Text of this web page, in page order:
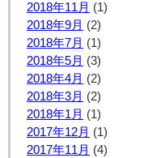
2018年11月 (1)
2018年9月 (2)
2018年7月 (1)
2018年5月 (3)
2018年4月 (2)
2018年3月 (2)
2018年1月 (1)
2017年12月 (1)
2017年11月 (4)